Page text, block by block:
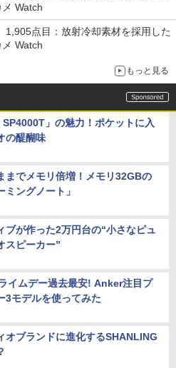
Watch
1,905点目：放射冷却素材を採用した
Watch
もっと見る
SP4000T」の魅力！ポケットに入
の醍醐味
までメモリ倍増！メモリ32GBの
ミングノート」
ブが作った2万円台の“小さなピュ
スピーカー”
イムデー過去最安! Anker注目プ
3モデルを使ってみた
オブランドに進化するSHANLING